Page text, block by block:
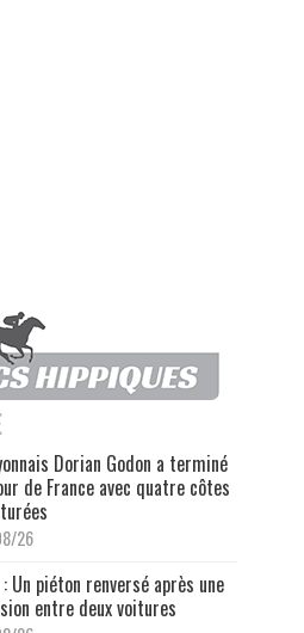
Dorian Godon a terminé
de France avec quatre côtes
26
: Un piéton renversé après une
entre deux voitures